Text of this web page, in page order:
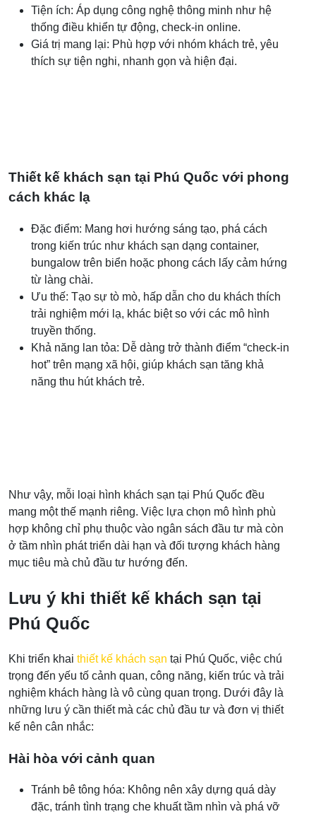
Tiện ích: Áp dụng công nghệ thông minh như hệ
thống điều khiển tự động, check-in online.
Giá trị mang lại: Phù hợp với nhóm khách trẻ, yêu
thích sự tiện nghi, nhanh gọn và hiện đại.
Thiết kế khách sạn tại Phú Quốc với phong
cách khác lạ
Đặc điểm: Mang hơi hướng sáng tạo, phá cách
trong kiến trúc như khách sạn dạng container,
bungalow trên biển hoặc phong cách lấy cảm hứng
từ làng chài.
Ưu thế: Tạo sự tò mò, hấp dẫn cho du khách thích
trải nghiệm mới lạ, khác biệt so với các mô hình
truyền thống.
Khả năng lan tỏa: Dễ dàng trở thành điểm “check-in
hot” trên mạng xã hội, giúp khách sạn tăng khả
năng thu hút khách trẻ.
Như vậy, mỗi loại hình khách sạn tại Phú Quốc đều
mang một thế mạnh riêng. Việc lựa chọn mô hình phù
hợp không chỉ phụ thuộc vào ngân sách đầu tư mà còn
ở tầm nhìn phát triển dài hạn và đối tượng khách hàng
mục tiêu mà chủ đầu tư hướng đến.
Lưu ý khi thiết kế khách sạn tại
Phú Quốc
Khi triển khai thiết kế khách sạn tại Phú Quốc, việc chú
trọng đến yếu tố cảnh quan, công năng, kiến trúc và trải
nghiệm khách hàng là vô cùng quan trọng. Dưới đây là
những lưu ý cần thiết mà các chủ đầu tư và đơn vị thiết
kế nên cân nhắc:
Hài hòa với cảnh quan
Tránh bê tông hóa: Không nên xây dựng quá dày
đặc, tránh tình trạng che khuất tầm nhìn và phá vỡ